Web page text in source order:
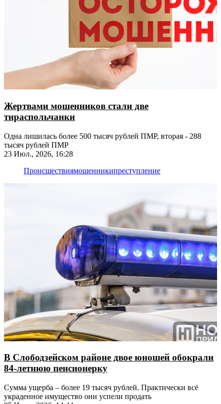
Жертвами мошенников стали две
тираспольчанки
Одна лишилась более 500 тысяч рублей ПМР, вторая - 288
тысяч рублей ПМР
23 Июл., 2026, 16:28
Происшествиямошенникипреступление
В Слободзейском районе двое юношей обокрали
84-летнюю пенсионерку
Сумма ущерба – более 19 тысяч рублей. Практически всё
украденное имущество они успели продать